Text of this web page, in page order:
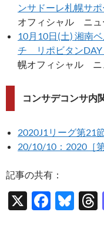
ンサドーレ札幌サ
オフィシャル ニュ
10月10日(土) 湘南
チ リポビタンDAY
幌オフィシャル ニ
コンサデコンサ内
2020J1リーグ第21
20/10/10：2020［
記事の共有：
X
F
Bl